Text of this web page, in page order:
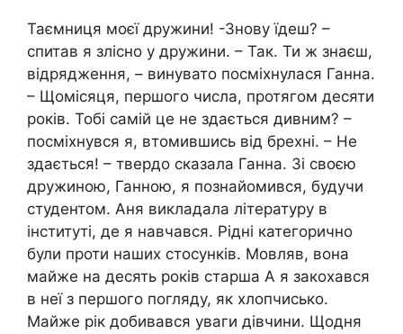
Таємниця моєї дружини! -Знову їдеш? –
спитав я злісно у дружини. – Так. Ти ж знаєш,
відрядження, – винувато посміхнулася Ганна.
– Щомісяця, першого числа, протягом десяти
років. Тобі самій це не здається дивним? –
посміхнувся я, втомившись від брехні. – Не
здається! – твердо сказала Ганна. Зі своєю
дружиною, Ганною, я познайомився, будучи
студентом. Аня викладала літературу в
інституті, де я навчався. Рідні категорично
були проти наших стосунків. Мовляв, вона
майже на десять років старша А я закохався
в неї з першого погляду, як хлопчисько.
Майже рік добивався уваги дівчини. Щодня